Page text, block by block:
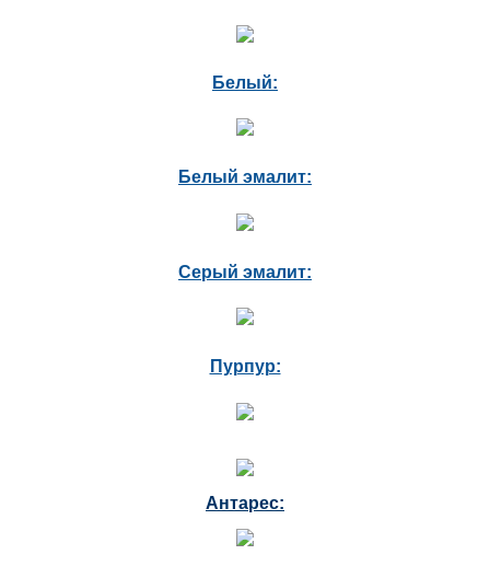
Белый:
Белый эмалит:
Серый эмалит:
Пурпур:
Антарес: